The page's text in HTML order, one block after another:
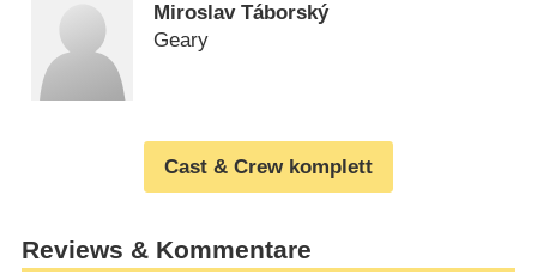
Miroslav Táborský
Geary
Cast & Crew komplett
Reviews & Kommentare